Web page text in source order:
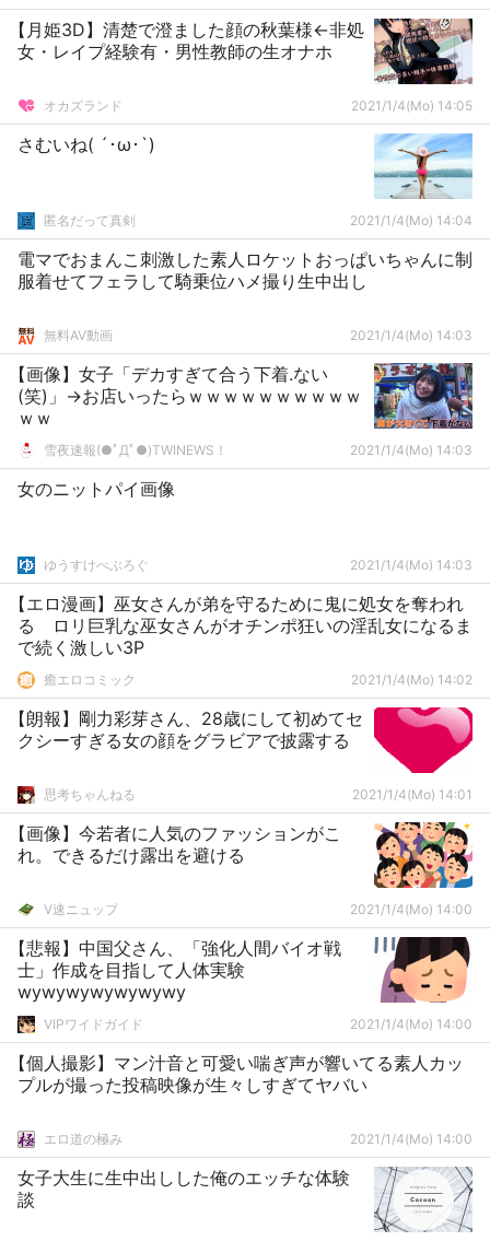
【月姫3D】清楚で澄ました顔の秋葉様←非処
女・レイプ経験有・男性教師の生オナホ
オカズランド 2021/1/4(Mo) 14:05
さむいね( ´･ω･`)
匿名だって真剣 2021/1/4(Mo) 14:04
電マでおまんこ刺激した素人ロケットおっぱいちゃんに制
服着せてフェラして騎乗位ハメ撮り生中出し
無料AV動画 2021/1/4(Mo) 14:03
【画像】女子「デカすぎて合う下着.ない
(笑)」→お店いったらｗｗｗｗｗｗｗｗｗｗ
ｗｗ
雪夜速報(●ﾟДﾟ●)TWINEWS！ 2021/1/4(Mo) 14:03
女のニットパイ画像
ゆうすけべぶろぐ 2021/1/4(Mo) 14:03
【エロ漫画】巫女さんが弟を守るために鬼に処女を奪われ
る ロリ巨乳な巫女さんがオチンポ狂いの淫乱女になるま
で続く激しい3P
癒エロコミック 2021/1/4(Mo) 14:02
【朗報】剛力彩芽さん、28歳にして初めてセ
クシーすぎる女の顔をグラビアで披露する
思考ちゃんねる 2021/1/4(Mo) 14:01
【画像】今若者に人気のファッションがこ
れ。できるだけ露出を避ける
V速ニュップ 2021/1/4(Mo) 14:00
【悲報】中国父さん、「強化人間バイオ戦
士」作成を目指して人体実験
wywywywywywywy
VIPワイドガイド 2021/1/4(Mo) 14:00
【個人撮影】マン汁音と可愛い喘ぎ声が響いてる素人カッ
プルが撮った投稿映像が生々しすぎてヤバい
エロ道の極み 2021/1/4(Mo) 14:00
女子大生に生中出しした俺のエッチな体験
談